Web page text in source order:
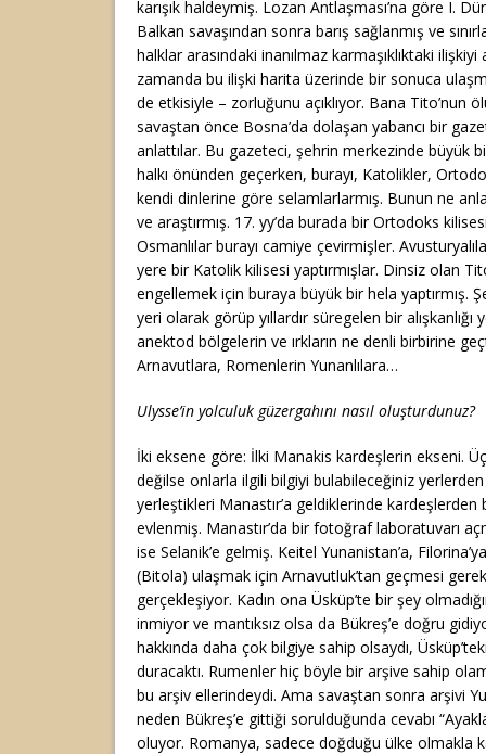
karışık haldeymiş. Lozan Antlaşması’na göre I.
Balkan savaşından sonra barış sağlanmış ve
halklar arasındaki inanılmaz karmaşıklıktaki ilişkiyi
zamanda bu ilişki harita üzerinde bir sonuca
de etkisiyle – zorluğunu açıklıyor. Bana Tito’nun
savaştan önce Bosna’da dolaşan yabancı bir
anlattılar. Bu gazeteci, şehrin merkezinde büyük
halkı önünden geçerken, burayı, Katolikler,
kendi dinlerine göre selamlarlarmış. Bunun ne
ve araştırmış. 17. yy’da burada bir Ortodoks
Osmanlılar burayı camiye çevirmişler.
yere bir Katolik kilisesi yaptırmışlar. Dinsiz olan
engellemek için buraya büyük bir hela yaptırmış.
yeri olarak görüp yıllardır süregelen bir
anektod bölgelerin ve ırkların ne denli birbirine
Arnavutlara, Romenlerin Yunanlılara…
Ulysse’in yolculuk güzergahını nasıl oluşturdunuz?
İki eksene göre: İlki Manakis kardeşlerin ekseni.
değilse onlarla ilgili bilgiyi bulabileceğiniz
yerleştikleri Manastır’a geldiklerinde
evlenmiş. Manastır’da bir fotoğraf laboratuvarı
ise Selanik’e gelmiş. Keitel Yunanistan’a,
(Bitola) ulaşmak için Arnavutluk’tan geçmesi
gerçekleşiyor. Kadın ona Üsküp’te bir şey
inmiyor ve mantıksız olsa da Bükreş’e doğru
hakkında daha çok bilgiye sahip olsaydı,
duracaktı. Rumenler hiç böyle bir arşive sahip
bu arşiv ellerindeydi. Ama savaştan sonra arşivi
neden Bükreş’e gittiği sorulduğunda cevabı
oluyor. Romanya, sadece doğduğu ülke olmakla